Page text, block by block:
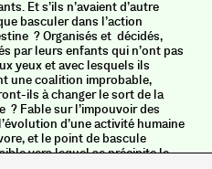
Et s’ils n’avaient d’autre
basculer dans l’action
? Organisés et décidés,
par leurs enfants qui n’ont pas
yeux et avec lesquels ils
une coalition improbable,
ils à changer le sort de la
? Fable sur l’impouvoir des
d’une activité humaine
et le point de bascule
vers lequel se précipite le